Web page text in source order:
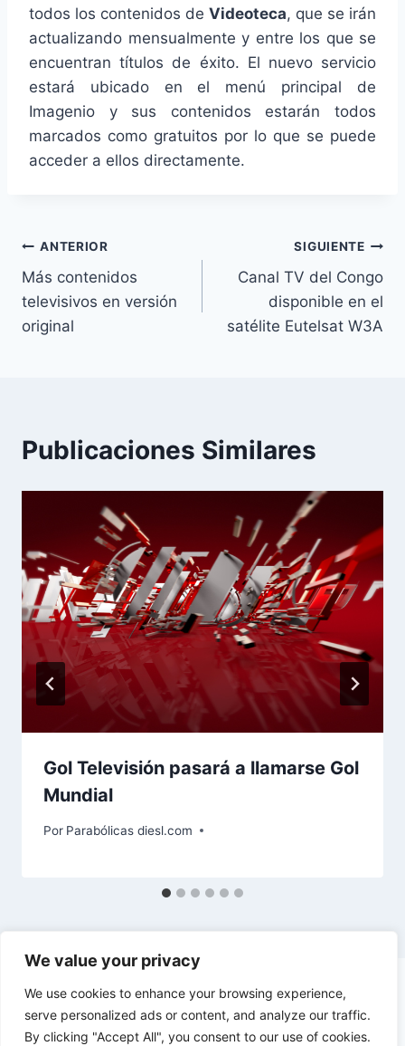
We value your privacy
We use cookies to enhance your browsing experience,
serve personalized ads or content, and analyze our traffic.
By clicking "Accept All", you consent to our use of cookies.
todos los contenidos de Videoteca, que se irán
actualizando mensualmente y entre los que se
encuentran títulos de éxito. El nuevo servicio
estará ubicado en el menú principal de
Imagenio y sus contenidos estarán todos
marcados como gratuitos por lo que se puede
acceder a ellos directamente.
Navegación
de
entradas
ANTERIOR
Más contenidos
televisivos en versión
original
SIGUIENTE
Canal TV del Congo
disponible en el
satélite Eutelsat W3A
Publicaciones Similares
Gol Televisión pasará a llamarse Gol
Mundial
Por Parabólicas diesl.com
© 2026 diesl.com - Tema para WordPress por